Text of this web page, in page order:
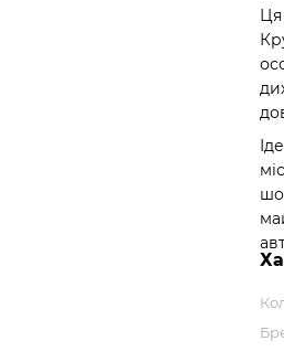
Ця